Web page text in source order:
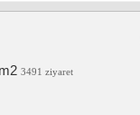
3491 ziyaret